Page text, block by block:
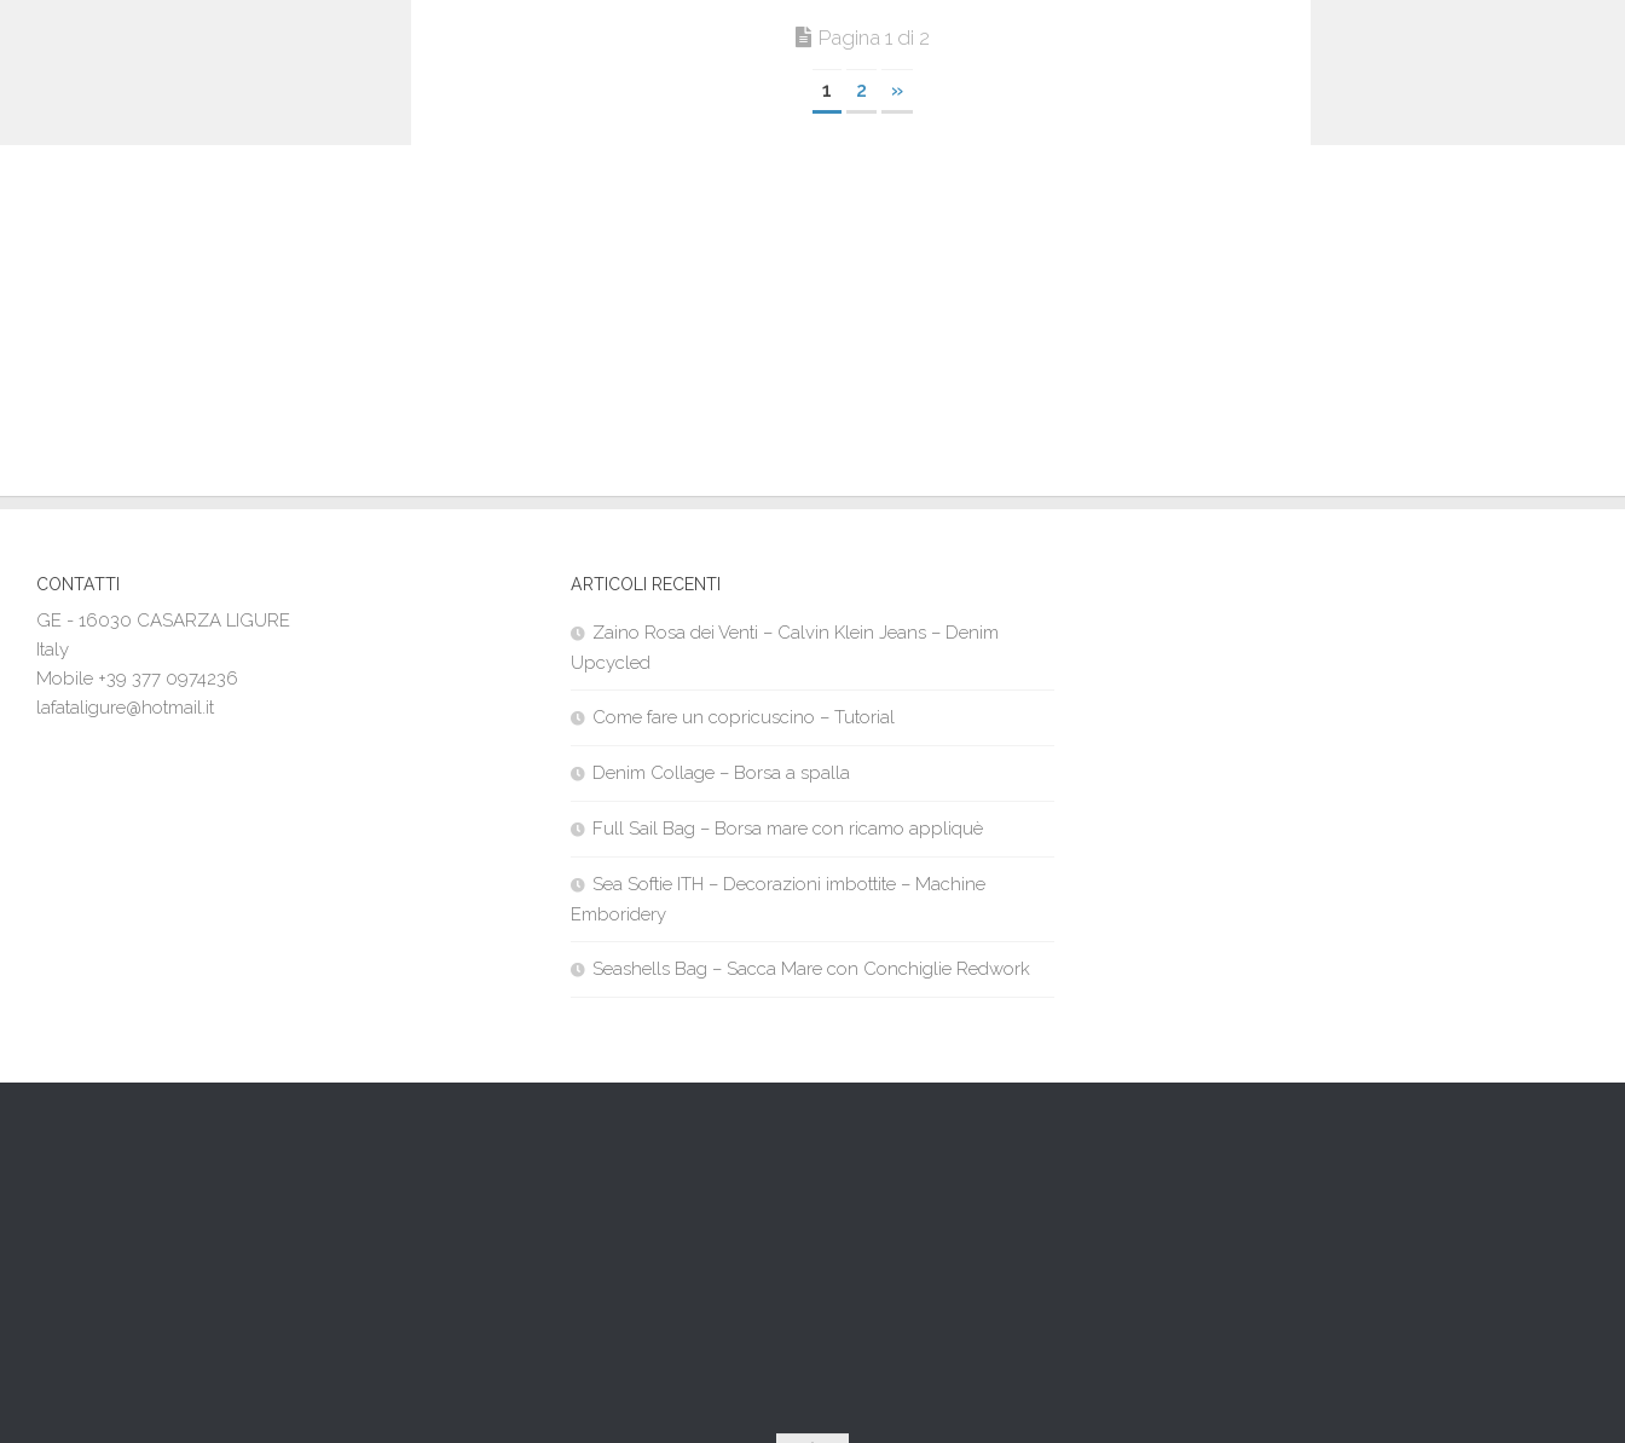
Pagina 1 di 2
1 2 »
CONTATTI
GE - 16030 CASARZA LIGURE
Italy
Mobile +39 377 0974236
lafataligure@hotmail.it
ARTICOLI RECENTI
Zaino Rosa dei Venti – Calvin Klein Jeans – Denim
Upcycled
Come fare un copricuscino – Tutorial
Denim Collage – Borsa a spalla
Full Sail Bag – Borsa mare con ricamo appliquè
Sea Softie ITH – Decorazioni imbottite – Machine
Emboridery
Seashells Bag – Sacca Mare con Conchiglie Redwork